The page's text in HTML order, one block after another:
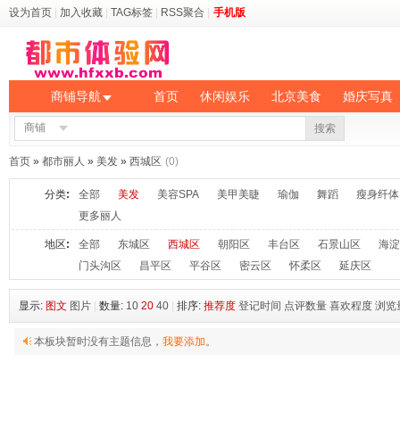
设为首页 加入收藏 TAG标签 RSS聚合 手机版
商铺导航 首页 休闲娱乐 北京美食 婚庆写真
商铺 搜索
首页 » 都市丽人 » 美发 » 西城区 (0)
分类: 全部 美发 美容SPA 美甲美睫 瑜伽 舞蹈
瘦身纤体
更多丽人
地区: 全部 东城区 西城区 朝阳区 丰台区 石景山区
海
门头沟区
昌平区 平谷区 密云区 怀柔区 延庆区
显示: 图文 图片 数量: 10 20 40 排序: 推荐度 登记时间 点评数量 喜欢程度 浏览
本板块暂时没有主题信息， 我要添加。